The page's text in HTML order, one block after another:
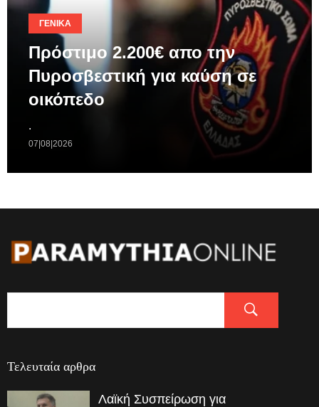
ΓΕΝΙΚΆ
Πρόστιμο 2.200€ απο την
Πυροσβεστική για καύση σε
οικόπεδο
.
07|08|2026
Τελευταία αρθρα
Λαϊκή Συσπείρωση για